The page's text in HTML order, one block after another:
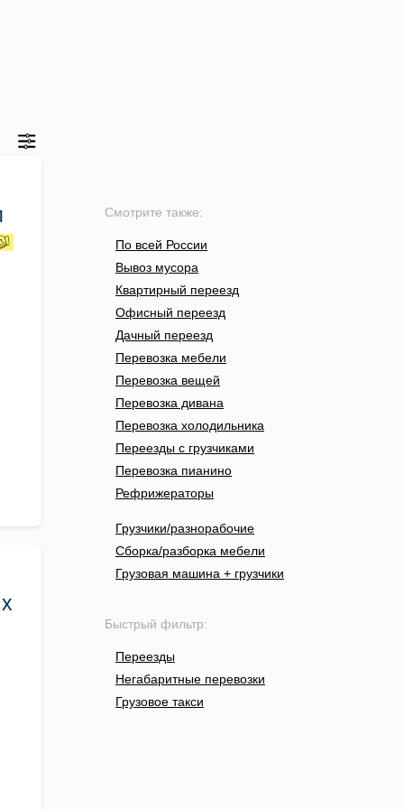
Смотрите также:
По всей России
Вывоз мусора
Квартирный переезд
Офисный переезд
Дачный переезд
Перевозка мебели
Перевозка вещей
Перевозка дивана
Перевозка холодильника
Переезды с грузчиками
Перевозка пианино
Рефрижераторы
Грузчики/разнорабочие
Сборка/разборка мебели
Грузовая машина + грузчики
Быстрый фильтр:
Переезды
Негабаритные перевозки
Грузовое такси